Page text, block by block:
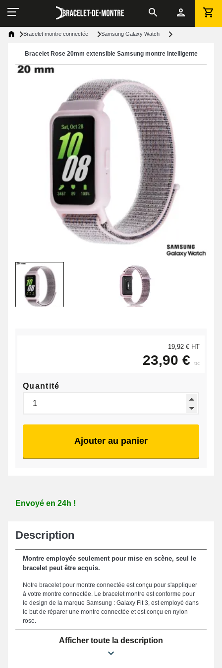
Bracelet montre connectée Samsung Galaxy Watch
Bracelet Rose 20mm extensible Samsung montre intelligente
19,92 € HT
23,90 € ttc
Quantité
Ajouter au panier
Envoyé en 24h !
Description
Montre employée seulement pour mise en scène, seul le
bracelet peut être acquis.
Notre bracelet pour montre connectée est conçu pour s'appliquer
à votre montre connectée. Le bracelet montre est conforme pour
le design de la marque Samsung : Galaxy Fit 3, est employé dans
le but de réparer une montre connectée et est conçu en nylon
rose.
Offrez un système de fixation fiable et sécurisé au moyen de ce
bracelet montre connectée étant donné qu'il est muni d'une
fermeture velcro rose durable. Adopté pour une compatibilité
Afficher toute la description